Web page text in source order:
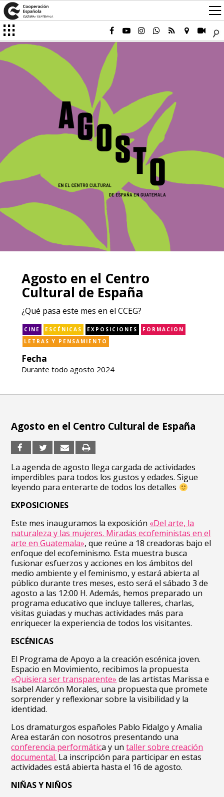
Agosto en el Centro
Cultural de España
¿Qué pasa este mes en el CCEG?
CINE ESCÉNICAS EXPOSICIONES
FORMACION
LETRAS Y PENSAMIENTO
Fecha
Durante todo agosto 2024
Agosto en el Centro Cultural de España
La agenda de agosto llega cargada de actividades
imperdibles para todos los gustos y edades. Sigue
leyendo para enterarte de todos los detalles
EXPOSICIONES
Este mes inauguramos la exposición «Del arte, la
naturaleza y las mujeres. Miradas ecofeministas en el
arte en Guatemala», que reúne a 18 creadoras bajo el
enfoque del ecofeminismo. Esta muestra busca
fusionar esfuerzos y acciones en los ámbitos del
medio ambiente y el feminismo, y estará abierta al
público durante tres meses, esto será el sábado 3 de
agosto a las 12:00 H. Además, hemos preparado un
programa educativo que incluye talleres, charlas,
visitas guiadas y muchas actividades más para
enriquecer la experiencia de todos los visitantes.
ESCÉNICAS
El Programa de Apoyo a la creación escénica joven.
Espacio en Movimiento, recibimos la propuesta
«Quisiera ser transparente» de las artistas Marissa e
Isabel Alarcón Morales, una propuesta que promete
sorprender y reflexionar sobre la visibilidad y la
identidad.
Los dramaturgos españoles Pablo Fidalgo y Amalia
Area estarán con nosotros presentando una
conferencia performática y untaller sobre creación
documental. La inscripción para participar en estas
actividades está abierta hasta el 16 de agosto.
NIÑAS Y NIÑOS